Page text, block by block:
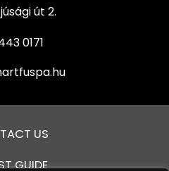
út 2.
0171
US
GUIDE